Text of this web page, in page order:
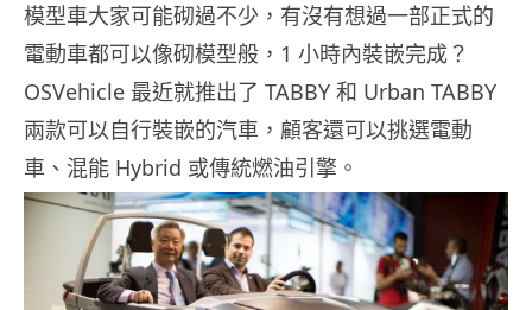
模型車大家可能砌過不少，有沒有想過一部正式的
電動車都可以像砌模型般，1 小時內裝嵌完成？
OSVehicle 最近就推出了 TABBY 和 Urban TABBY
兩款可以自行裝嵌的汽車，顧客還可以挑選電動
車、混能 Hybrid 或傳統燃油引擎。